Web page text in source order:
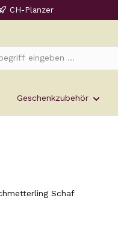
CH-Planzer
Geschenkzubehör